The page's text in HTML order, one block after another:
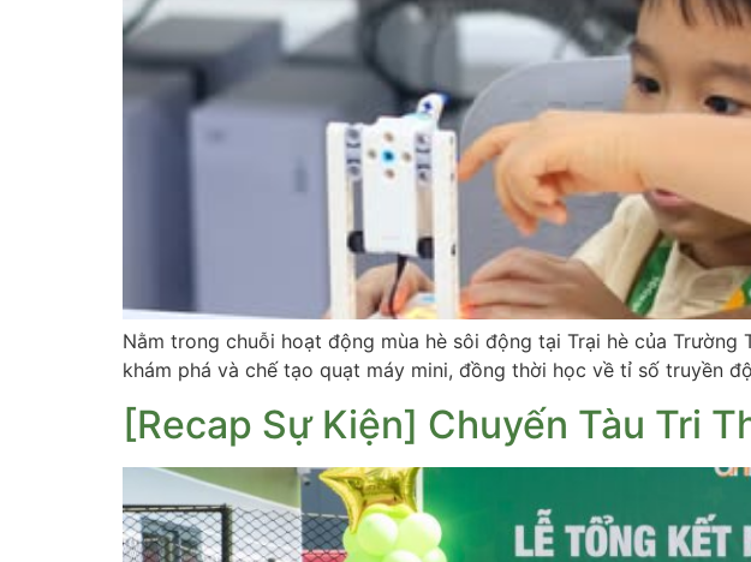
Nằm trong chuỗi hoạt động mùa hè sôi động tại Trại hè của
khám phá và chế tạo quạt máy mini, đồng thời học về tỉ số truyền
[Recap Sự Kiện] Chuyến Tàu Tri